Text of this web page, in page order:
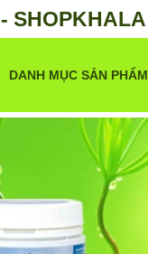
SHOPKHALA
DANH MỤC SẢN PHẨM
Sản phẩm cho bé
Sản phẩm cho mẹ bầu
Sản phẩm làm đẹp
Vitamin và khoáng chất